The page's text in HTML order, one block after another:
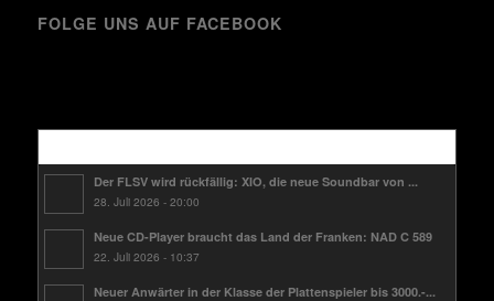
FOLGE UNS AUF FACEBOOK
Der FLSV wird rückfällig: XIO, die neue Soundbar von ...
28. Juli 2026 - 20:00
Neue CD-Player braucht das Land der Franken: NAD C 589
22. Juli 2026 - 10:37
Neuer Anwärter in der Klasse der Plattenspieler bis 3000.-...